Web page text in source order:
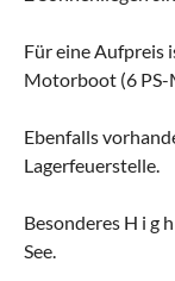
Für eine Aufpreis
Motorboot (6 PS-
Ebenfalls
Lagerfeuerstelle.
Besonderes H i g
See.